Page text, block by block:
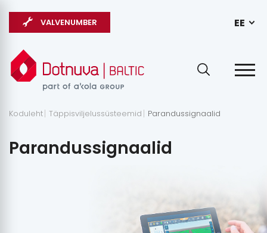
EE
VALVENUMBER
Koduleht Täppisviljelussüsteemid Parandussignaalid
Parandussignaalid